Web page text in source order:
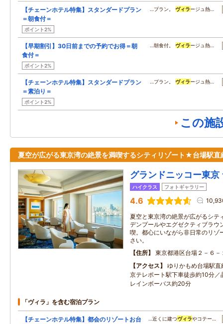
【チェーンホテル特集】スタンダードプラン
＝朝食付＝
ポイント2%
…プラン。 ヴィラージュ熱…
【早期割引】30日前までの予約でお得＝朝
食付＝
ポイント2%
…朝食付。 ヴィラージュ熱…
【チェーンホテル特集】スタンダードプラン
＝素泊り＝
ポイント2%
…プラン。 ヴィラージュ熱…
この施
夏空が広がる東京湾の絶景を満喫するシティリゾート★台場駅直
グランドニッコー東京
ハイクラス フォトギャラリー
4.6
夏空と東京湾の絶景が広がるシテ
デンプールやエグゼクティブラウ
喫。都心にいながら非日常のリゾ
さい。
住所
東京都港区台場２－６－
アクセス
ゆりかもめ台場駅
京テレポート駅下車徒歩約10分／
レインボーバス約20分
「ヴィラ」を含む宿泊プラン
【チェーンホテル特集】都会のリゾートお台
…近くに建つヴィラやコテー…